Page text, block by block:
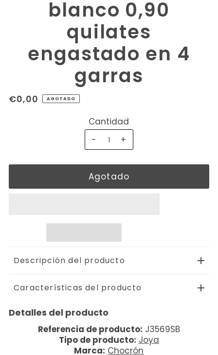
blanco 0,90
quilates
engastado en 4
garras
€0,00 AGOTADO
Cantidad
-
+
Descripción del producto
Características del producto
Detalles del producto
Referencia de producto: J3569SB
Tipo de producto: Joya
Marca: Chocrón